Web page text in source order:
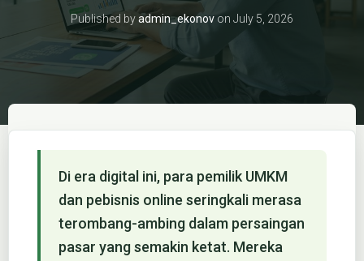
Published byadmin_ekonov on July 5, 2026
Di era digital ini, para pemilik UMKM
dan pebisnis online seringkali merasa
terombang-ambing dalam persaingan
pasar yang semakin ketat. Mereka